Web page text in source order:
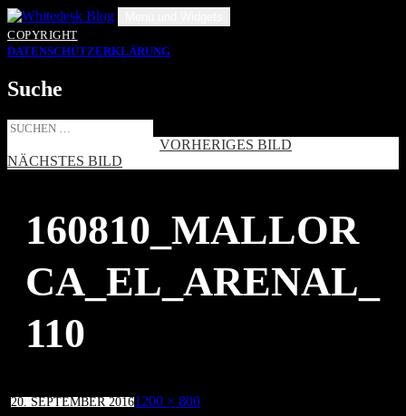
Zum
Inhalt
springen
COPYRIGHT
DATENSCHUTZERKLÄRUNG
Suche
Suche
VORHERIGES BILD
NÄCHSTES BILD
160810_MALLOR
CA_EL_ARENAL_
110
Veröffentlicht
am
20. SEPTEMBER 2016Volle
1200 × 800